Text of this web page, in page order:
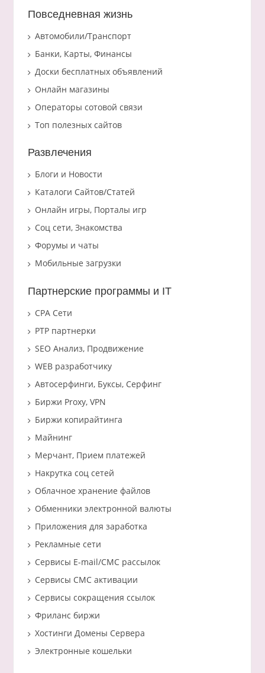
Повседневная жизнь
Автомобили/Транспорт
Банки, Карты, Финансы
Доски бесплатных объявлений
Онлайн магазины
Операторы сотовой связи
Топ полезных сайтов
Развлечения
Блоги и Новости
Каталоги Сайтов/Статей
Онлайн игры, Порталы игр
Соц сети, Знакомства
Форумы и чаты
Мобильные загрузки
Партнерские программы и IT
CPA Сети
PTP партнерки
SEO Анализ, Продвижение
WEB разработчику
Автосерфинги, Буксы, Серфинг
Биржи Proxy, VPN
Биржи копирайтинга
Майнинг
Мерчант, Прием платежей
Накрутка соц сетей
Облачное хранение файлов
Обменники электронной валюты
Приложения для заработка
Рекламные сети
Сервисы E-mail/СМС рассылок
Сервисы СМС активации
Сервисы сокращения ссылок
Фриланс биржи
Хостинги Домены Сервера
Электронные кошельки